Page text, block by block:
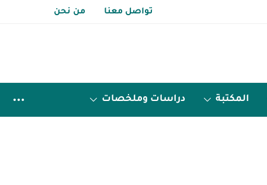
تواصل معنا من نحن
المكتبة دراسات وملخصات